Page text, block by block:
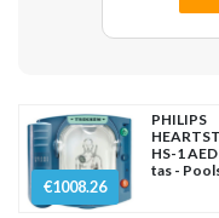
€1008.26
PHILIPS
HS-1
tas -